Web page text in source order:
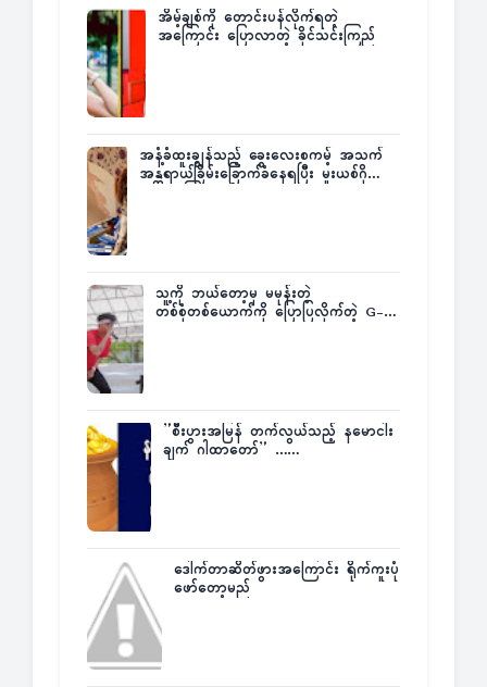
အိမ့်ချစ်ကို တောင်းပန်လိုက်ရတဲ့
အကြောင်း ပြောလာတဲ့ ခိုင်သင်းကြည်
အနံ့ခံထူးချွန်သည့် ခွေးလေးစကမ့် အသက်
အန္တရာယ်ခြိမ်းခြောက်ခံနေရပြီး မူးယစ်ဂိုဏ်း
သူ့ကို ဘယ်တော့မှ မမုန်းတဲ့
တစ်စုံတစ်ယောက်ကို ပြောပြလိုက်တဲ့ G-
”စီးပွားအမြန် တက်လွယ်သည့် နမောငါး
ချက် ဂါထာတော်” ……
ဒေါက်တာဆိတ်ဖွားအကြောင်း ရိုက်ကူးပုံ
ဖော်တော့မည်